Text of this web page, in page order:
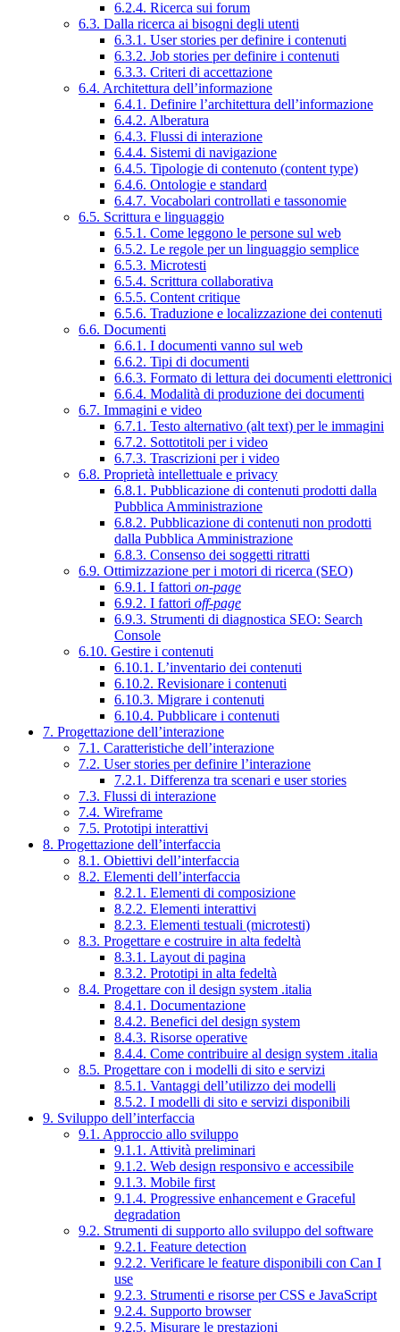
6.2.4. Ricerca sui forum
6.3. Dalla ricerca ai bisogni degli utenti
6.3.1. User stories per definire i contenuti
6.3.2. Job stories per definire i contenuti
6.3.3. Criteri di accettazione
6.4. Architettura dell’informazione
6.4.1. Definire l’architettura dell’informazione
6.4.2. Alberatura
6.4.3. Flussi di interazione
6.4.4. Sistemi di navigazione
6.4.5. Tipologie di contenuto (content type)
6.4.6. Ontologie e standard
6.4.7. Vocabolari controllati e tassonomie
6.5. Scrittura e linguaggio
6.5.1. Come leggono le persone sul web
6.5.2. Le regole per un linguaggio semplice
6.5.3. Microtesti
6.5.4. Scrittura collaborativa
6.5.5. Content critique
6.5.6. Traduzione e localizzazione dei contenuti
6.6. Documenti
6.6.1. I documenti vanno sul web
6.6.2. Tipi di documenti
6.6.3. Formato di lettura dei documenti elettronici
6.6.4. Modalità di produzione dei documenti
6.7. Immagini e video
6.7.1. Testo alternativo (alt text) per le immagini
6.7.2. Sottotitoli per i video
6.7.3. Trascrizioni per i video
6.8. Proprietà intellettuale e privacy
6.8.1. Pubblicazione di contenuti prodotti dalla
Pubblica Amministrazione
6.8.2. Pubblicazione di contenuti non prodotti
dalla Pubblica Amministrazione
6.8.3. Consenso dei soggetti ritratti
6.9. Ottimizzazione per i motori di ricerca (SEO)
6.9.1. I fattori on-page
6.9.2. I fattori off-page
6.9.3. Strumenti di diagnostica SEO: Search
Console
6.10. Gestire i contenuti
6.10.1. L’inventario dei contenuti
6.10.2. Revisionare i contenuti
6.10.3. Migrare i contenuti
6.10.4. Pubblicare i contenuti
7. Progettazione dell’interazione
7.1. Caratteristiche dell’interazione
7.2. User stories per definire l’interazione
7.2.1. Differenza tra scenari e user stories
7.3. Flussi di interazione
7.4. Wireframe
7.5. Prototipi interattivi
8. Progettazione dell’interfaccia
8.1. Obiettivi dell’interfaccia
8.2. Elementi dell’interfaccia
8.2.1. Elementi di composizione
8.2.2. Elementi interattivi
8.2.3. Elementi testuali (microtesti)
8.3. Progettare e costruire in alta fedeltà
8.3.1. Layout di pagina
8.3.2. Prototipi in alta fedeltà
8.4. Progettare con il design system .italia
8.4.1. Documentazione
8.4.2. Benefici del design system
8.4.3. Risorse operative
8.4.4. Come contribuire al design system .italia
8.5. Progettare con i modelli di sito e servizi
8.5.1. Vantaggi dell’utilizzo dei modelli
8.5.2. I modelli di sito e servizi disponibili
9. Sviluppo dell’interfaccia
9.1. Approccio allo sviluppo
9.1.1. Attività preliminari
9.1.2. Web design responsivo e accessibile
9.1.3. Mobile first
9.1.4. Progressive enhancement e Graceful
degradation
9.2. Strumenti di supporto allo sviluppo del software
9.2.1. Feature detection
9.2.2. Verificare le feature disponibili con Can I
use
9.2.3. Strumenti e risorse per CSS e JavaScript
9.2.4. Supporto browser
9.2.5. Misurare le prestazioni